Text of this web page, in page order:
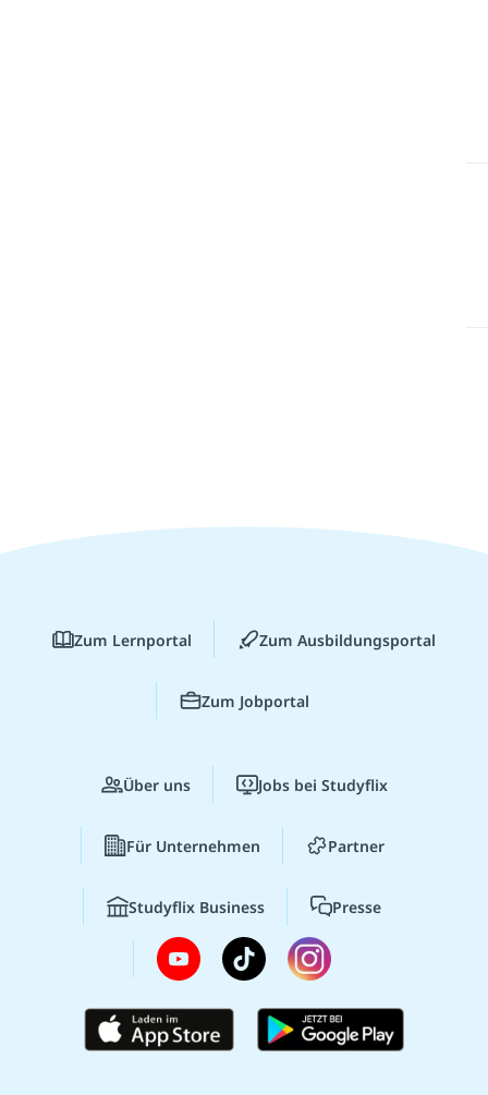
Zum Lernportal Zum Ausbildungsportal
Zum Jobportal
Über uns Jobs bei Studyflix
Für Unternehmen Partner
Studyflix Business Presse